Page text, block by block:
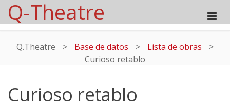
Q-Theatre
Q.Theatre > Base de datos > Lista de obras
>
Curioso retablo
Curioso retablo